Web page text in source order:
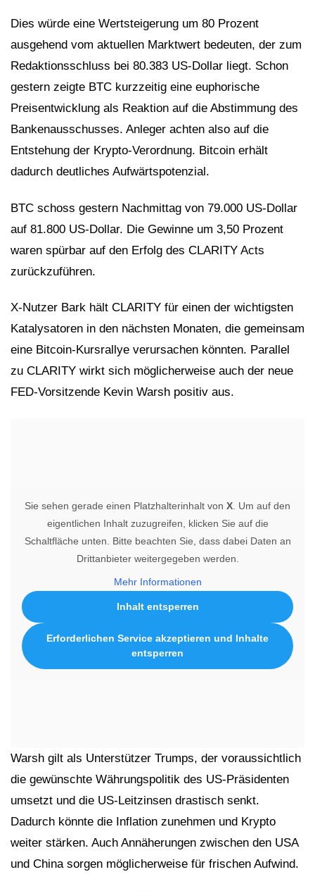
Dies würde eine Wertsteigerung um 80 Prozent
ausgehend vom aktuellen Marktwert bedeuten, der zum
Redaktionsschluss bei 80.383 US-Dollar liegt. Schon
gestern zeigte BTC kurzzeitig eine euphorische
Preisentwicklung als Reaktion auf die Abstimmung des
Bankenausschusses. Anleger achten also auf die
Entstehung der Krypto-Verordnung. Bitcoin erhält
dadurch deutliches Aufwärtspotenzial.
BTC schoss gestern Nachmittag von 79.000 US-Dollar
auf 81.800 US-Dollar. Die Gewinne um 3,50 Prozent
waren spürbar auf den Erfolg des CLARITY Acts
zurückzuführen.
X-Nutzer Bark hält CLARITY für einen der wichtigsten
Katalysatoren in den nächsten Monaten, die gemeinsam
eine Bitcoin-Kursrallye verursachen könnten. Parallel
zu CLARITY wirkt sich möglicherweise auch der neue
FED-Vorsitzende Kevin Warsh positiv aus.
Sie sehen gerade einen Platzhalterinhalt von X. Um auf den
eigentlichen Inhalt zuzugreifen, klicken Sie auf die
Schaltfläche unten. Bitte beachten Sie, dass dabei Daten an
Drittanbieter weitergegeben werden.
Mehr Informationen
Inhalt entsperren
Erforderlichen Service akzeptieren und Inhalte
entsperren
Warsh gilt als Unterstützer Trumps, der voraussichtlich
die gewünschte Währungspolitik des US-Präsidenten
umsetzt und die US-Leitzinsen drastisch senkt.
Dadurch könnte die Inflation zunehmen und Krypto
weiter stärken. Auch Annäherungen zwischen den USA
und China sorgen möglicherweise für frischen Aufwind.